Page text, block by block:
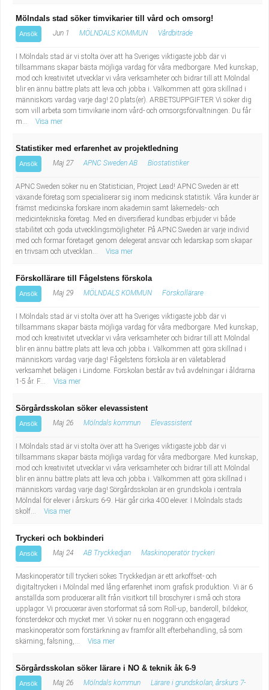
Mölndals stad söker timvikarier till vård och omsorg!
Ansök Jun 1 MÖLNDALS KOMMUN Vårdbiträde
I Mölndals stad är vi stolta över att ha Sveriges viktigaste jobb där vi
tillsammans skapar bästa möjliga vardag för våra medborgare. Med kunskap,
mod och kreativitet utvecklar vi våra verksamheter och bidrar till att Mölndal
blir en ännu bättre plats att leva och jobba i. Välkommen att göra skillnad i
människors vardag varje dag! 20 plats(er). ARBETSUPPGIFTER Vi söker dig
som vill arbeta som timvikarie inom vård- och omsorgsförvaltningen. Du får
m...
Visa mer
Statistiker med erfarenhet av projektledning
Ansök Maj 27 APNC Sweden AB Biostatistiker
APNC Sweden söker nu en Statistician, Project Lead! APNC Sweden är ett
växande företag som specialiserar sig inom medicinsk statistik. Våra kunder är
främst medicinska forskare inom akademin samt läkemedels- och
medicintekniska företag. Med en diversifierad kundbas erbjuder vi både
stabilitet och goda utvecklingsmöjligheter. På APNC Sweden är varje individ
med och formar företaget genom delegerat ansvar och ledarskap som skapar
en trivsam och utvecklan...
Visa mer
Förskollärare till Fågelstens förskola
Ansök Maj 29 MÖLNDALS KOMMUN Förskollärare
I Mölndals stad är vi stolta över att ha Sveriges viktigaste jobb där vi
tillsammans skapar bästa möjliga vardag för våra medborgare. Med kunskap,
mod och kreativitet utvecklar vi våra verksamheter och bidrar till att Mölndal
blir en ännu bättre plats att leva och jobba i. Välkommen att göra skillnad i
människors vardag varje dag! Fågelstens förskola är en väletablerad
verksamhet belägen i Lindome. Förskolan består av två avdelningar i åldrarna
1-5 år. F...
Visa mer
Sörgårdsskolan söker elevassistent
Ansök Maj 26 Mölndals kommun Elevassistent
I Mölndals stad är vi stolta över att ha Sveriges viktigaste jobb där vi
tillsammans skapar bästa möjliga vardag för våra medborgare. Med kunskap,
mod och kreativitet utvecklar vi våra verksamheter och bidrar till att Mölndal
blir en ännu bättre plats att leva och jobba i. Välkommen att göra skillnad i
människors vardag varje dag! Sörgårdsskolan är en grundskola i centrala
Mölndal för elever i årskurs 6-9. Här går cirka 400 elever. I Mölndals stads
skolf...
Visa mer
Tryckeri och bokbinderi
Ansök Maj 24 AB Tryckkedjan Maskinoperatör tryckeri
Maskinoperatör till tryckeri sökes Tryckkedjan är ett arkoffset- och
digitaltryckeri i Mölndal med lång erfarenhet inom grafisk produktion. Vi är 6
anställda som producerar allt från visitkort till broschyrer i små och stora
upplagor. Vi procucerar även storformat så som Roll-up, banderoll, bildekor,
fönsterdekor och mycket mer. Vi söker nu en noggrann och engagerad
maskinoperatör som förstärkning av framför allt efterbehandling, så som
skärning, falsning,...
Visa mer
Sörgårdsskolan söker lärare i NO & teknik åk 6-9
Ansök Maj 26 Mölndals kommun
Lärare i grundskolan, årskurs 7-